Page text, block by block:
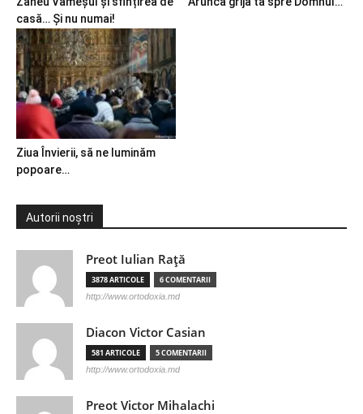
casă… Și nu numai!
Ziua Învierii, să ne luminăm
popoare…
Autorii noștri
Preot Iulian Raţă
3878 ARTICOLE 6 COMENTARII
http://www.ortodoxia.md
Diacon Victor Casian
581 ARTICOLE 5 COMENTARII
http://www.ortodoxia.md
Preot Victor Mihalachi